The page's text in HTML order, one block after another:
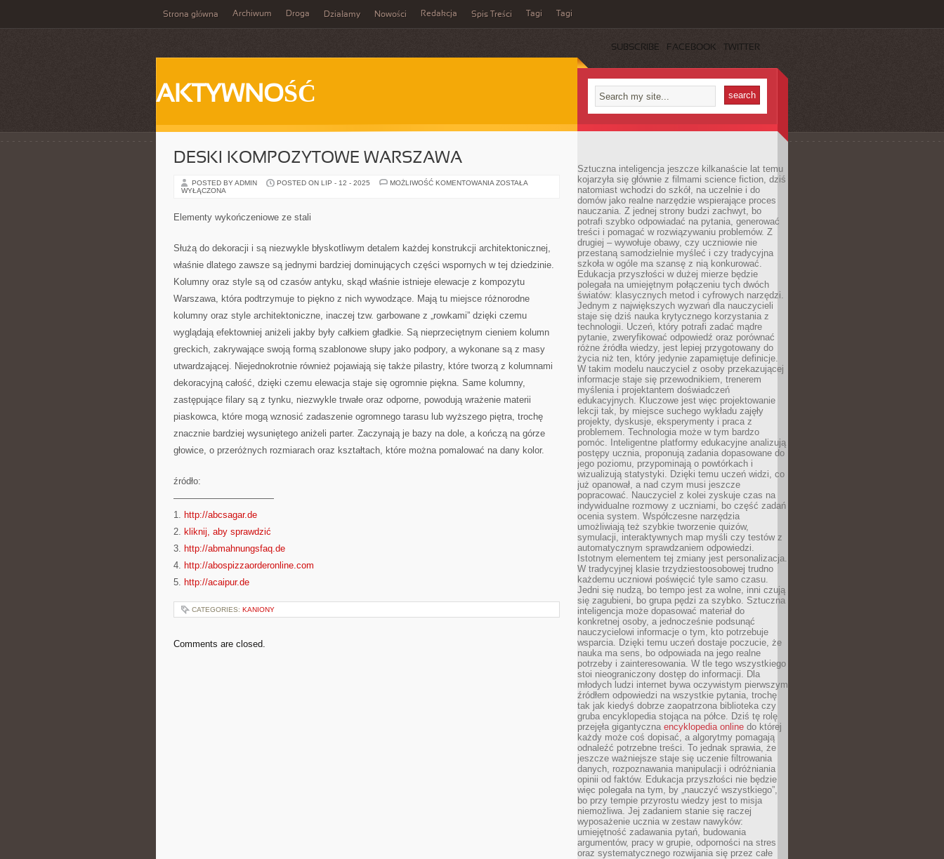
Strona główna Archiwum Droga Działamy Nowości Redakcja Spis Treści Tagi Tagi
SUBSCRIBE FACEBOOK TWITTER
AKTYWNOŚĆ
DESKI KOMPOZYTOWE WARSZAWA
POSTED BY ADMIN POSTED ON LIP - 12 - 2025 MOŻLIWOŚĆ KOMENTOWANIA DESKI
ZOSTAŁA
WYŁĄCZONA
Elementy wykończeniowe ze stali
Służą do dekoracji i są niezwykle błyskotliwym detalem każdej konstrukcji architektonicznej,
właśnie dlatego zawsze są jednymi bardziej dominujących części wspornych w tej dziedzinie.
Kolumny oraz style są od czasów antyku, skąd właśnie istnieje elewacje z kompozytu
Warszawa, która podtrzymuje to piękno z nich wywodzące. Mają tu miejsce różnorodne
kolumny oraz style architektoniczne, inaczej tzw. garbowane z „rowkami” dzięki czemu
wyglądają efektowniej aniżeli jakby były całkiem gładkie. Są nieprzeciętnym cieniem kolumn
greckich, zakrywające swoją formą szablonowe słupy jako podpory, a wykonane są z masy
utwardzającej. Niejednokrotnie również pojawiają się także pilastry, które tworzą z kolumnami
dekoracyjną całość, dzięki czemu elewacja staje się ogromnie piękna. Same kolumny,
zastępujące filary są z tynku, niezwykle trwałe oraz odporne, powodują wrażenie materii
piaskowca, które mogą wznosić zadaszenie ogromnego tarasu lub wyższego piętra, trochę
znacznie bardziej wysuniętego aniżeli parter. Zaczynają je bazy na dole, a kończą na górze
głowice, o przeróżnych rozmiarach oraz kształtach, które można pomalować na dany kolor.
źródło:
———————————
1. http://abcsagar.de
2. kliknij, aby sprawdzić
3. http://abmahnungsfaq.de
4. http://abospizzaorderonline.com
5. http://acaipur.de
CATEGORIES: KANIONY
Comments are closed.
Sztuczna inteligencja jeszcze kilkanaście lat temu
kojarzyła się głównie z filmami science fiction, dziś
natomiast wchodzi do szkół, na uczelnie i do
domów jako realne narzędzie wspierające proces
nauczania. Z jednej strony budzi zachwyt, bo
potrafi szybko odpowiadać na pytania, generować
treści i pomagać w rozwiązywaniu problemów. Z
drugiej – wywołuje obawy, czy uczniowie nie
przestaną samodzielnie myśleć i czy tradycyjna
szkoła w ogóle ma szansę z nią konkurować.
Edukacja przyszłości w dużej mierze będzie
polegała na umiejętnym połączeniu tych dwóch
światów: klasycznych metod i cyfrowych narzędzi.
Jednym z największych wyzwań dla nauczycieli
staje się dziś nauka krytycznego korzystania z
technologii. Uczeń, który potrafi zadać mądre
pytanie, zweryfikować odpowiedź oraz porównać
różne źródła wiedzy, jest lepiej przygotowany do
życia niż ten, który jedynie zapamiętuje definicje.
W takim modelu nauczyciel z osoby przekazującej
informacje staje się przewodnikiem, trenerem
myślenia i projektantem doświadczeń
edukacyjnych. Kluczowe jest więc projektowanie
lekcji tak, by miejsce suchego wykładu zajęły
projekty, dyskusje, eksperymenty i praca z
problemem. Technologia może w tym bardzo
pomóc. Inteligentne platformy edukacyjne analizują
postępy ucznia, proponują zadania dopasowane do
jego poziomu, przypominają o powtórkach i
wizualizują statystyki. Dzięki temu uczeń widzi, co
już opanował, a nad czym musi jeszcze
popracować. Nauczyciel z kolei zyskuje czas na
indywidualne rozmowy z uczniami, bo część zadań
ocenia system. Współczesne narzędzia
umożliwiają też szybkie tworzenie quizów,
symulacji, interaktywnych map myśli czy testów z
automatycznym sprawdzaniem odpowiedzi.
Istotnym elementem tej zmiany jest personalizacja.
W tradycyjnej klasie trzydziestoosobowej trudno
każdemu uczniowi poświęcić tyle samo czasu.
Jedni się nudzą, bo tempo jest za wolne, inni czują
się zagubieni, bo grupa pędzi za szybko. Sztuczna
inteligencja może dopasować materiał do
konkretnej osoby, a jednocześnie podsunąć
nauczycielowi informacje o tym, kto potrzebuje
wsparcia. Dzięki temu uczeń dostaje poczucie, że
nauka ma sens, bo odpowiada na jego realne
potrzeby i zainteresowania. W tle tego wszystkiego
stoi nieograniczony dostęp do informacji. Dla
młodych ludzi internet bywa oczywistym pierwszym
źródłem odpowiedzi na wszystkie pytania, trochę
tak jak kiedyś dobrze zaopatrzona biblioteka czy
gruba encyklopedia stojąca na półce. Dziś tę rolę
przejęła gigantyczna encyklopedia online do której
każdy może coś dopisać, a algorytmy pomagają
odnaleźć potrzebne treści. To jednak sprawia, że
jeszcze ważniejsze staje się uczenie filtrowania
danych, rozpoznawania manipulacji i odróżniania
opinii od faktów. Edukacja przyszłości nie będzie
więc polegała na tym, by „nauczyć wszystkiego”,
bo przy tempie przyrostu wiedzy jest to misja
niemożliwa. Jej zadaniem stanie się raczej
wyposażenie ucznia w zestaw nawyków:
umiejętność zadawania pytań, budowania
argumentów, pracy w grupie, odporności na stres
oraz systematycznego rozwijania się przez całe